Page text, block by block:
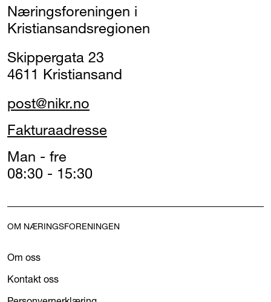
Næringsforeningen i
Kristiansandsregionen
Skippergata 23
4611 Kristiansand
post@nikr.no
Fakturaadresse
Man - fre
08:30 - 15:30
OM NÆRINGSFORENINGEN
Om oss
Kontakt oss